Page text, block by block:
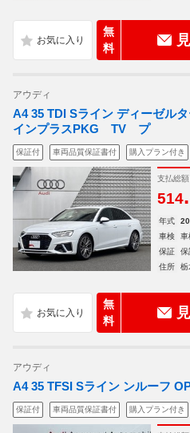
無
料
アウディ
A4 35 TDI Sライン ディーゼル
インプラスPKG TV プ
保証付 車両品質保証書付 購入プラン付き
支払総額
514.
年式
車検
車
保証
保
住所
栃
無
料
アウディ
A4 35 TFSI Sライン ンルーフ
保証付 車両品質保証書付 購入プラン付き